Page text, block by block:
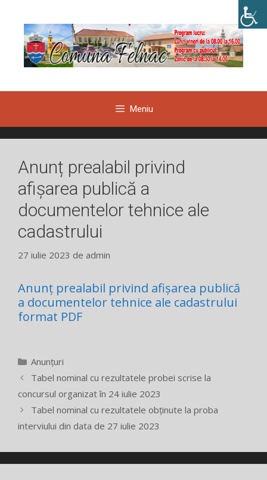
conținut
Meniu
Anunț prealabil privind
afișarea publică a
documentelor tehnice ale
cadastrului
27 iulie 2023 de admin
Anunț prealabil privind afișarea publică
a documentelor tehnice ale cadastrului
format PDF
Categorii
Anunțuri
Tabel nominal cu rezultatele probei scrise la
concursul organizat în 24 iulie 2023
Tabel nominal cu rezultatele obținute la proba
interviului din data de 27 iulie 2023